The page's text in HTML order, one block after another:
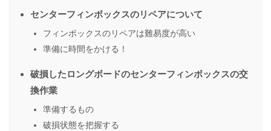
センターフィンボックスのリペアについて
フィンボックスのリペアは難易度が高い
準備に時間をかける！
破損したロングボードのセンターフィンボックスの交
換作業
準備するもの
破損状態を把握する